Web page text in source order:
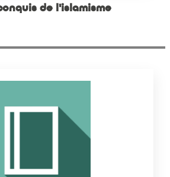
de l'islamisme